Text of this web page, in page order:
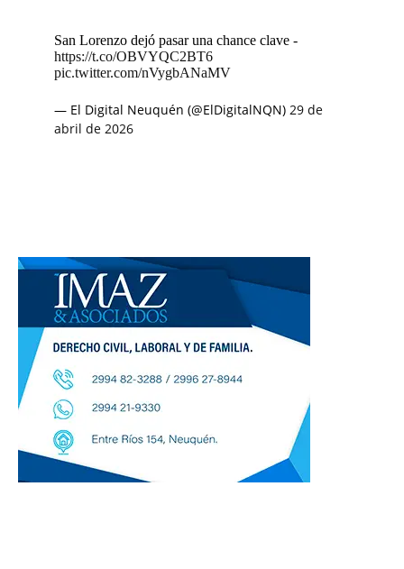
San Lorenzo dejó pasar una chance clave -
https://t.co/OBVYQC2BT6
pic.twitter.com/nVygbANaMV
— El Digital Neuquén (@ElDigitalNQN) 29 de
abril de 2026